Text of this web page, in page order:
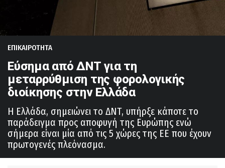
ΕΠΙΚΑΙΡΟΤΗΤΑ
Εύσημα από ΔΝΤ για τη
μεταρρύθμιση της φορολογικής
διοίκησης στην Ελλάδα
Η Ελλάδα, σημειώνει το ΔΝΤ, υπήρξε κάποτε το
παράδειγμα προς αποφυγή της Ευρώπης ενώ
σήμερα είναι μία από τις 5 χώρες της EE που έχουν
πρωτογενές πλεόνασμα.